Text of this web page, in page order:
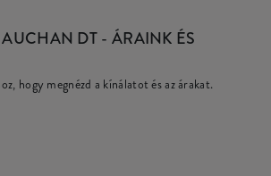
DT- ÁRAINK ÉS
hogy megnézd a kínálatot és az árakat.